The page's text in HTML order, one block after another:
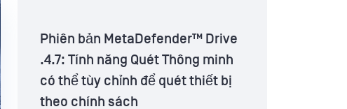
Phiên bản MetaDefender™ Drive
.4.7: Tính năng Quét Thông minh
có thể tùy chỉnh để quét thiết bị
theo chính sách